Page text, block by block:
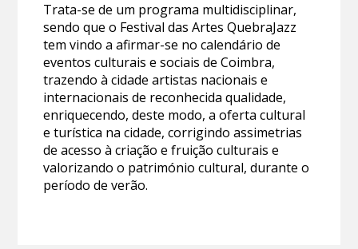
Trata-se de um programa multidisciplinar,
sendo que o Festival das Artes QuebraJazz
tem vindo a afirmar-se no calendário de
eventos culturais e sociais de Coimbra,
trazendo à cidade artistas nacionais e
internacionais de reconhecida qualidade,
enriquecendo, deste modo, a oferta cultural
e turística na cidade, corrigindo assimetrias
de acesso à criação e fruição culturais e
valorizando o património cultural, durante o
período de verão.